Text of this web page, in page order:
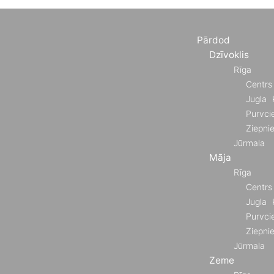
Pārdod
Dzīvoklis
Rīga
Centrs
Jugla
Jūrmala
Māja
Rīga
Centrs
Jugla
Jūrmala
Zeme